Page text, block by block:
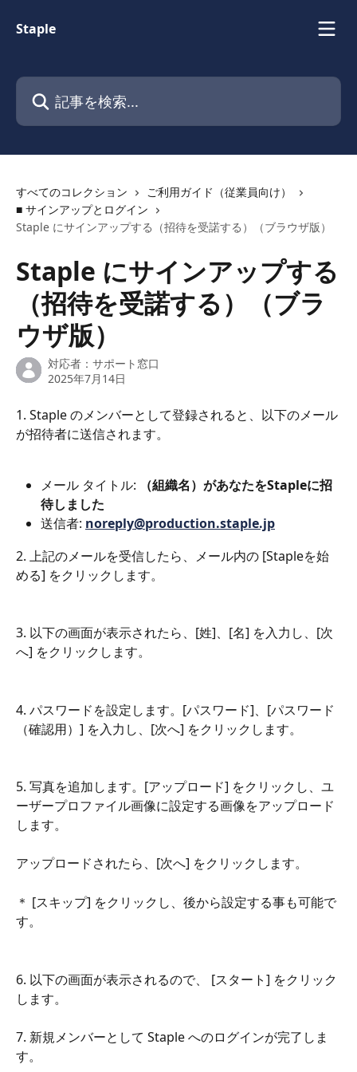
Staple
記事を検索...
すべてのコレクション
ご利用ガイド（従業員向け）
■ サインアップとログイン
Staple にサインアップする（招待を受諾する）（ブラウザ版）
Staple にサインアップする
（招待を受諾する）（ブラ
ウザ版）
対応者： サポート窓口
2025年7月14日
1. Staple のメンバーとして登録されると、以下のメール
が招待者に送信されます。
メール タイトル:
（組織名）があなたをStapleに招
待しました
送信者: noreply@production.staple.jp
2. 上記のメールを受信したら、メール内の [Stapleを始
める] をクリックします。
3. 以下の画面が表示されたら、[姓]、[名] を入力し、[次
へ] をクリックします。
4. パスワードを設定します。[パスワード]、[パスワード
（確認用）] を入力し、[次へ] をクリックします。
5. 写真を追加します。[アップロード] をクリックし、ユ
ーザープロファイル画像に設定する画像をアップロード
します。
アップロードされたら、[次へ] をクリックします。
＊ [スキップ] をクリックし、後から設定する事も可能で
す。
6. 以下の画面が表示されるので、 [スタート] をクリック
します。
7. 新規メンバーとして Staple へのログインが完了しま
す。